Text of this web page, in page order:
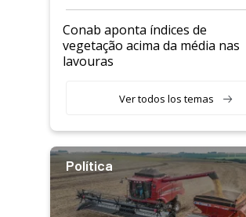
Conab aponta índices de
vegetação acima da média nas
lavouras
Ver todos los temas
Política